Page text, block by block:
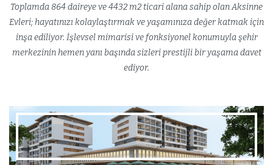
Toplamda 864 daireye ve 4432 m2 ticari alana sahip olan Aksinne
Evleri; hayatınızı kolaylaştırmak ve yaşamınıza değer katmak için
inşa ediliyor. İşlevsel mimarisi ve fonksiyonel konumuyla şehir
merkezinin hemen yanı başında sizleri prestijli bir yaşama davet
ediyor.